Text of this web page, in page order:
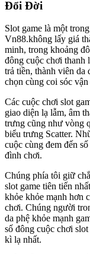
Đổi Đời
Slot game là một
Vn88.không lấy giá
minh, trong khoảng
đông cuộc chơi thanh
trả tiền, thành viên da
chọn cùng coi sóc
Các cuộc chơi slot
giao diện lạ lẫm, âm
trưng cũng như vòng
biểu trưng Scatter.
cuộc cùng đem đến
đình chơi.
Chúng phía tôi giữ
slot game tiên tiến
khỏe khỏe mạnh hơn
chơi. Chúng người
da phệ khỏe mạnh
số đông cuộc chơi
kì lạ nhất.